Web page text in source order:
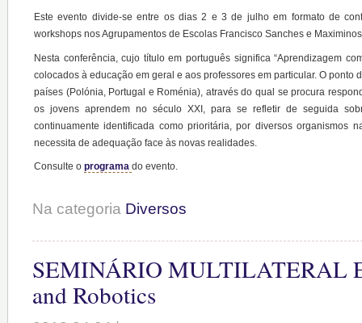
Este evento divide-se entre os dias 2 e 3 de julho em formato de
workshops nos Agrupamentos de Escolas Francisco Sanches e
Nesta conferência, cujo título em português significa “Aprendizagem
colocados à educação em geral e aos professores em particular. O ponto
países (Polónia, Portugal e Roménia), através do qual se procura
os jovens aprendem no século XXI, para se refletir de seguida
continuamente identificada como prioritária, por diversos organismos
necessita de adequação face às novas realidades.
Consulte o programa do evento.
Na categoria Diversos
SEMINÁRIO MULTILATERAL
and Robotics